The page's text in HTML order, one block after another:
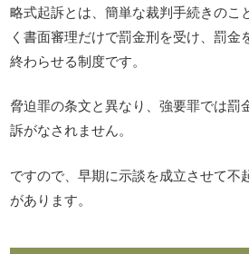
略式起訴とは、簡単な裁判手続きのこ
く書面審理だけで罰金刑を受け、罰金
終わらせる制度です。
脅迫罪の条文と異なり、強要罪では罰
訴がなされません。
ですので、早期に示談を成立させて不
があります。